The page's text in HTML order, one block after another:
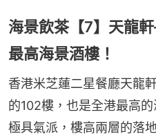
海景飲茶【7】天龍
最高海景酒樓！
香港米芝蓮二星餐廳天龍
的102樓，也是全港最高
極具氣派，樓高兩層的落